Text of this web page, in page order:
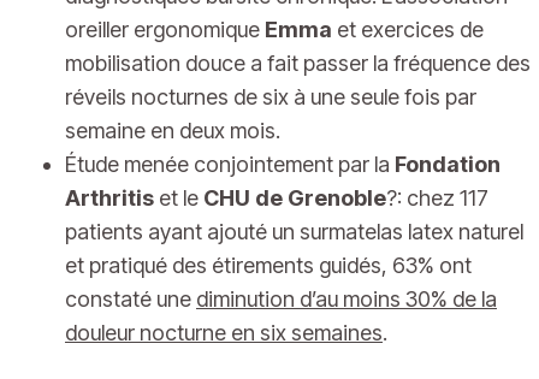
oreiller ergonomique Emma et exercices de
mobilisation douce a fait passer la fréquence des
réveils nocturnes de six à une seule fois par
semaine en deux mois.
Étude menée conjointement par la Fondation
Arthritis et le CHU de Grenoble?: chez 117
patients ayant ajouté un surmatelas latex naturel
et pratiqué des étirements guidés, 63% ont
constaté une diminution d’au moins 30% de la
douleur nocturne en six semaines.